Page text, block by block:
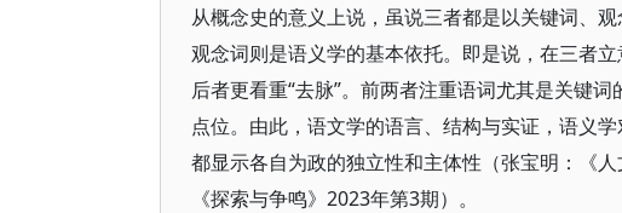
从概念史的意义上说，虽说三者都是以关键词、
观念词则是语义学的基本依托。即是说，在三者
后者更看重“去脉”。前两者注重语词尤其是关键
点位。由此，语文学的语言、结构与实证，语义
都显示各自为政的独立性和主体性（张宝明：《
《探索与争鸣》2023年第3期）。